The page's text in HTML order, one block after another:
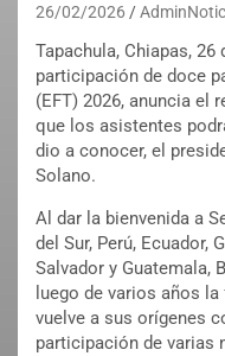
26/02/2026
Tapachula, Chiapas, 26
participación de doce
(EFT) 2026, anuncia el
que los asistentes
dio a conocer, el
Solano.
Al dar la bienvenida a
del Sur, Perú, Ecuador,
Salvador y Guatemala,
luego de varios años
vuelve a sus orígenes
participación de varias